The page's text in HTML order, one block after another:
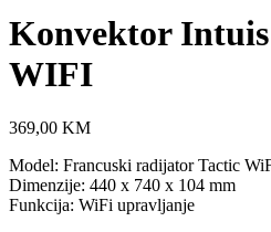
Konvektor Intuis
WIFI
369,00 KM
Model: Francuski radijator Tactic
Dimenzije: 440 x 740 x 104 mm
Funkcija: WiFi upravljanje